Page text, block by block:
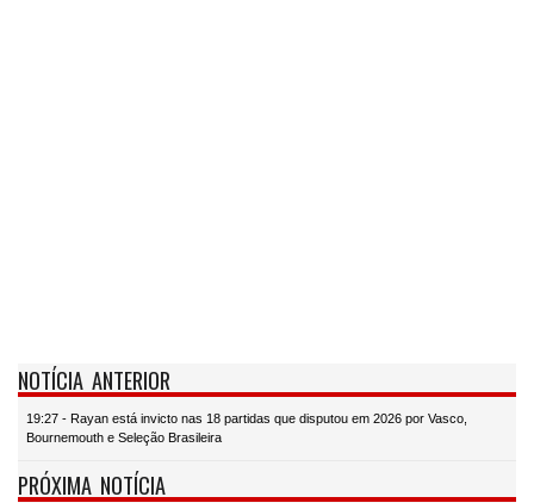
NOTÍCIA ANTERIOR
19:27 - Rayan está invicto nas 18 partidas que disputou em 2026 por Vasco,
Bournemouth e Seleção Brasileira
PRÓXIMA NOTÍCIA